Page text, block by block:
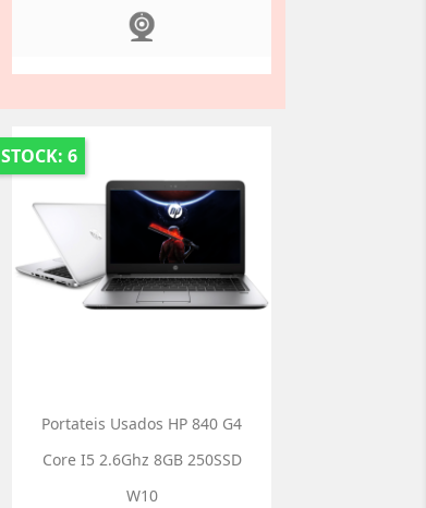
STOCK: 6
Portateis Usados HP 840 G4
Core I5 2.6Ghz 8GB 250SSD
W10